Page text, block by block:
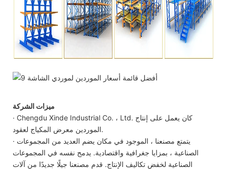
ميزات الشركة
· Chengdu Xinde Industrial Co. ، Ltd. كان يعمل على إنتاج
الموردين معرض المكياج لعقود.
· يتمتع مصنعنا ، الموجود في مكان يضم العديد من المجموعات
الصناعية ، بمزايا جغرافية واقتصادية. يدمج نفسه في المجموعات
الصناعية لخفض تكاليف الإنتاج. قدم مصنعنا جيلًا جديدًا من آلات